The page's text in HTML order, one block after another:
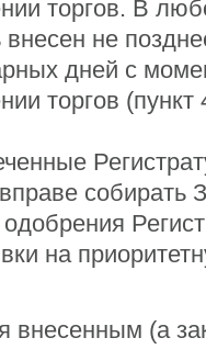
торгов. В
не
дней с
торгов (пункт
собирать
на
внесенным (а